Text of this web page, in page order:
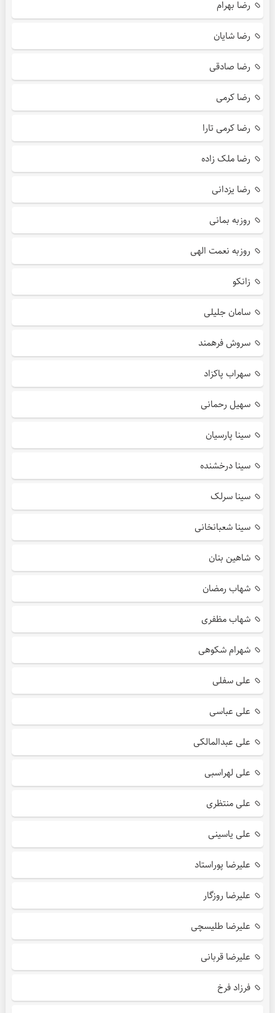
رضا بهرام
رضا شایان
رضا صادقی
رضا کرمی
رضا کرمی تارا
رضا ملک زاده
رضا یزدانی
روزبه بمانی
روزبه نعمت الهی
زانکو
سامان جلیلی
سروش فرهمند
سهراب پاکزاد
سهیل رحمانی
سینا پارسیان
سینا درخشنده
سینا سرلک
سینا شعبانخانی
شاهین بنان
شهاب رمضان
شهاب مظفری
شهرام شکوهی
علی سفلی
علی عباسی
علی عبدالمالکی
علی لهراسبی
علی منتظری
علی یاسینی
علیرضا پوراستاد
علیرضا روزگار
علیرضا طلیسچی
علیرضا قربانی
فرزاد فرخ